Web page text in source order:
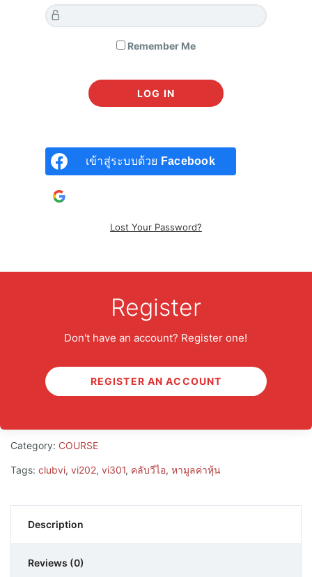
Remember Me
เข้าสู่ระบบด้วย Facebook
Lost Your Password?
Register
Don't have an account? Register one!
REGISTER AN ACCOUNT
เรียนรู้วิธีหามูลค่าหุ้นและ DCF ตั้งแต่ขั้นกลาง ไปจนถึงขั้นสูง จบ
ในแพ็คเดียว ด้วยราคาประหยัดสุดๆ
เล็งไว้ก่อน
ADD TO CART
Category: COURSE
Tags: clubvi, vi202, vi301, คลับวีไอ, หามูลค่าหุ้น
Description
Reviews (0)